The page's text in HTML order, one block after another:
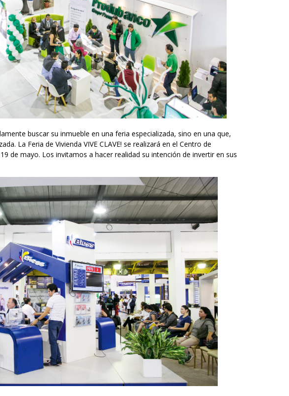
buscar su inmueble en una feria especializada, sino en una que,
La Feria de Vivienda VIVE CLAVE! se realizará en el Centro de
de mayo. Los invitamos a hacer realidad su intención de invertir en sus